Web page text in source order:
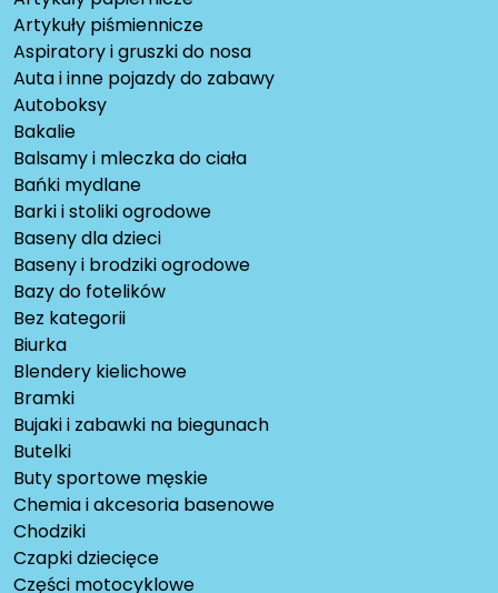
Artykuły piśmiennicze
Aspiratory i gruszki do nosa
Auta i inne pojazdy do zabawy
Autoboksy
Bakalie
Balsamy i mleczka do ciała
Bańki mydlane
Barki i stoliki ogrodowe
Baseny dla dzieci
Baseny i brodziki ogrodowe
Bazy do fotelików
Bez kategorii
Biurka
Blendery kielichowe
Bramki
Bujaki i zabawki na biegunach
Butelki
Buty sportowe męskie
Chemia i akcesoria basenowe
Chodziki
Czapki dziecięce
Części motocyklowe